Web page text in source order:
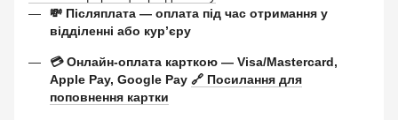
💸 Післяплата — оплата під час отримання у
відділенні або курʼєру
💳 Онлайн-оплата карткою — Visa/Mastercard,
Apple Pay, Google Pay 🔗 Посилання для
поповнення картки